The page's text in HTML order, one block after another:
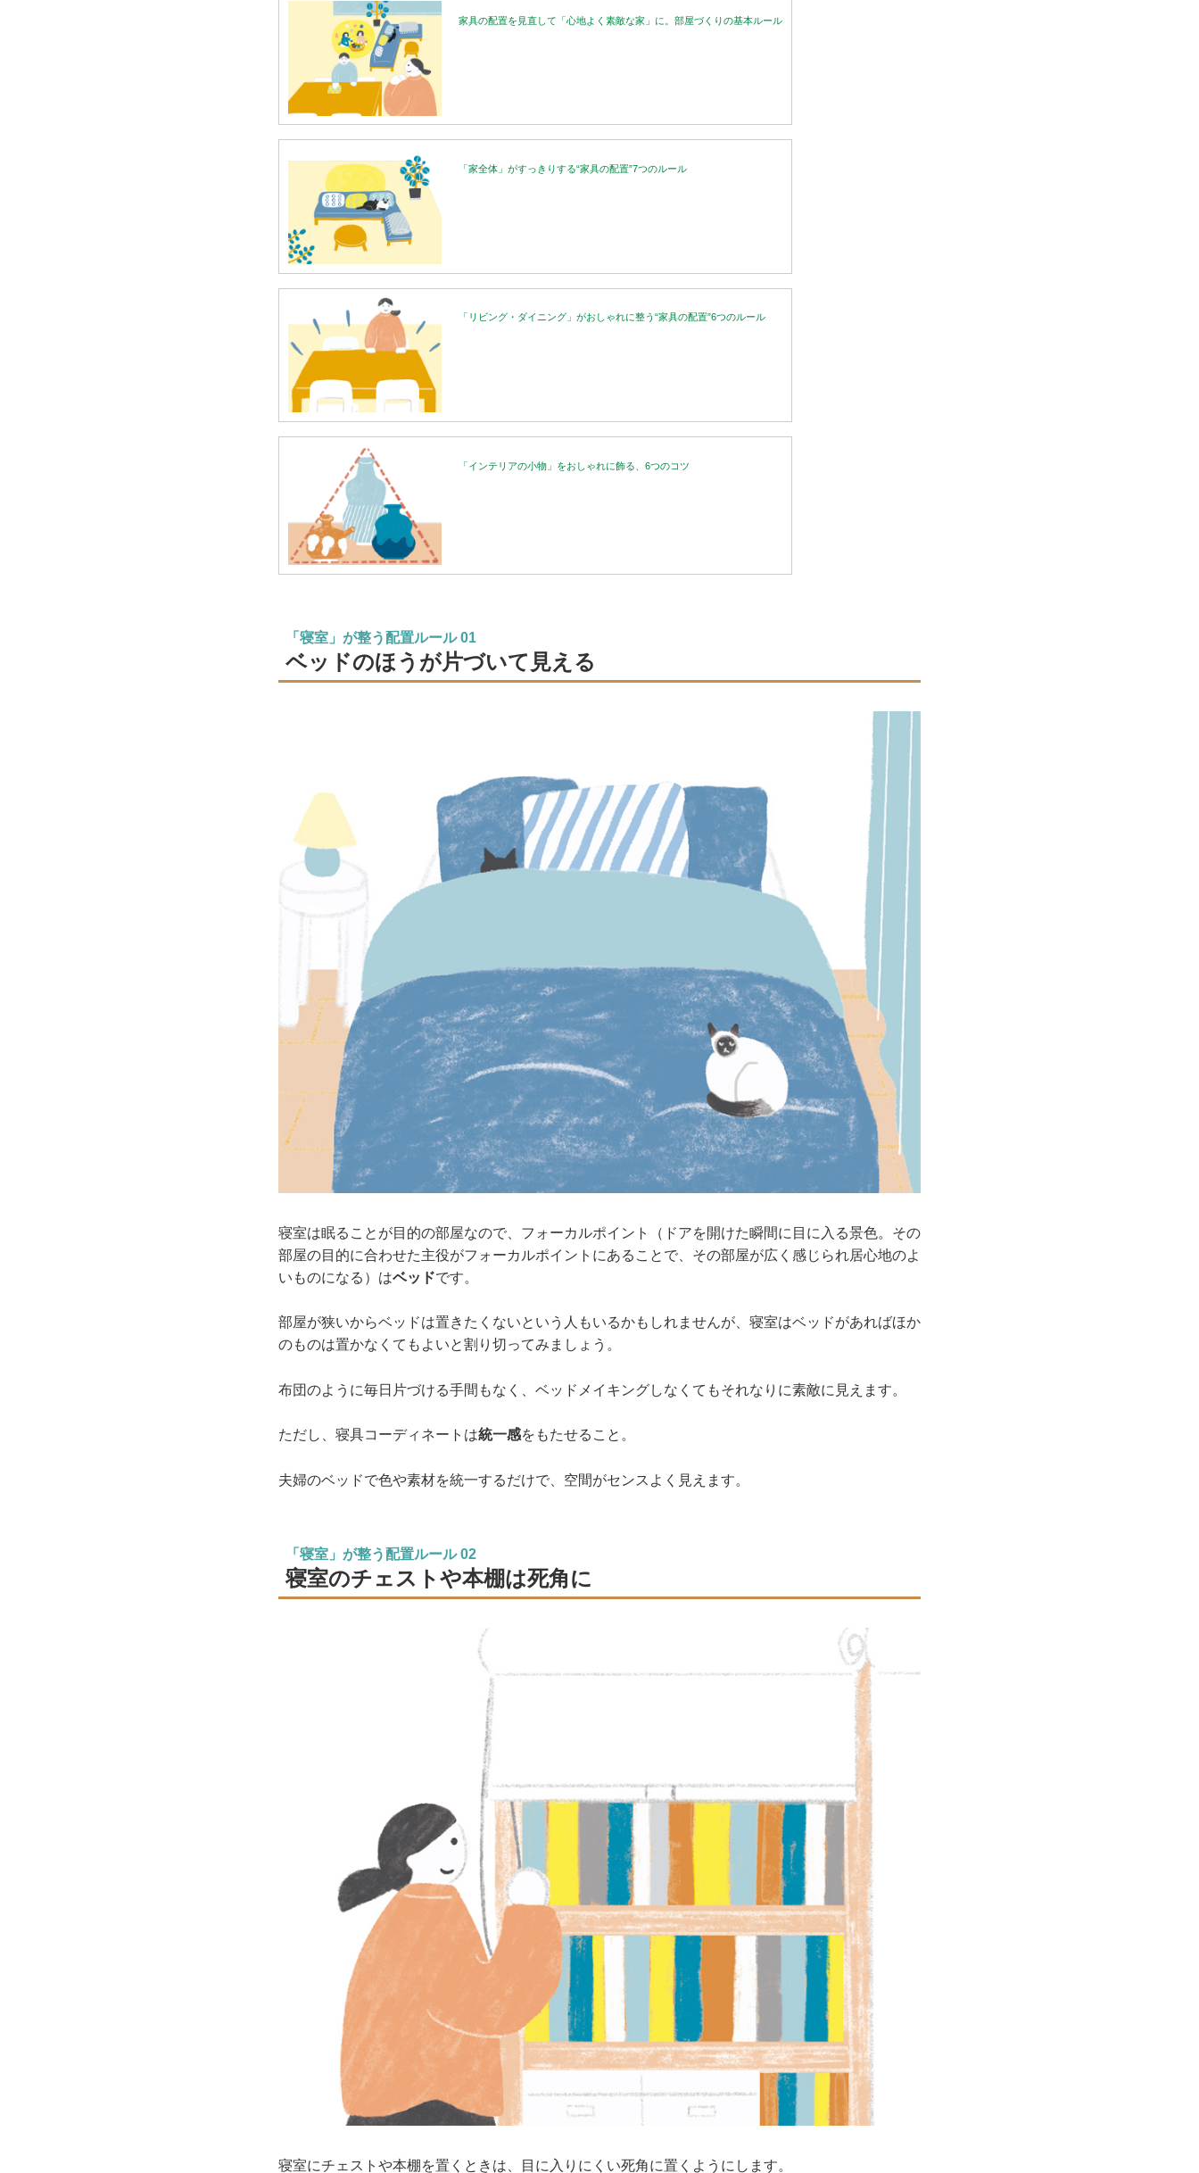
家具の配置を見直して「心地よく素敵な家」に。部屋づくりの基本ルール
「家全体」がすっきりする“家具の配置”7つのルール
「リビング・ダイニング」がおしゃれに整う“家具の配置”6つのルール
「インテリアの小物」をおしゃれに飾る、6つのコツ
「寝室」が整う配置ルール 01
ベッドのほうが片づいて見える
寝室は眠ることが目的の部屋なので、フォーカルポイント（ドアを開けた瞬間に目に入る景色。その
部屋の目的に合わせた主役がフォーカルポイントにあることで、その部屋が広く感じられ居心地のよ
いものになる）はベッドです。
部屋が狭いからベッドは置きたくないという人もいるかもしれませんが、寝室はベッドがあればほか
のものは置かなくてもよいと割り切ってみましょう。
布団のように毎日片づける手間もなく、ベッドメイキングしなくてもそれなりに素敵に見えます。
ただし、寝具コーディネートは統一感をもたせること。
夫婦のベッドで色や素材を統一するだけで、空間がセンスよく見えます。
「寝室」が整う配置ルール 02
寝室のチェストや本棚は死角に
寝室にチェストや本棚を置くときは、目に入りにくい死角に置くようにします。